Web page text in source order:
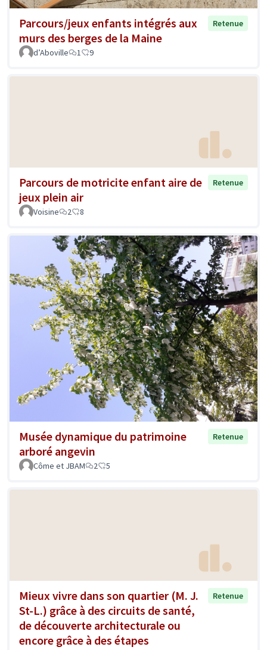
Parcours/jeux enfants intégrés aux
murs des berges de la Maine
Retenue
d’Aboville 1 9
Parcours de motricite enfant aire de
jeux plein air
Retenue
Voisine 2 8
Musée dynamique du patrimoine
arboré angevin
Retenue
Côme et JBAM 2 5
Mieux vivre dans son quartier (M. J.
St-L.) grâce à des circuits de santé,
de découverte architecturale ou
encore grâce à des étapes
Retenue